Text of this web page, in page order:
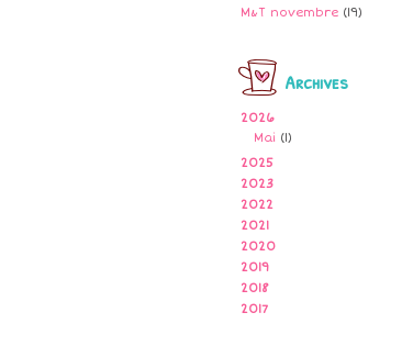
M&T novembre (19)
Archives
2026
Mai (1)
2025
2023
2022
2021
2020
2019
2018
2017